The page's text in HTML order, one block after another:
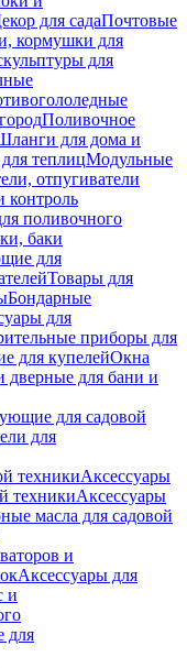
для садаПочтовые
кормушки для
для
Поливочное
для дома и
теплицМодульные
отпугиватели
контроль
поливочного
баки
для
Товары для
Бондарные
для
приборы для
для купелейОкна
дверные для бани и
для садовой
для
техникиАксессуары
техникиАксессуары
масла для садовой
и
Аксессуары для
и
для